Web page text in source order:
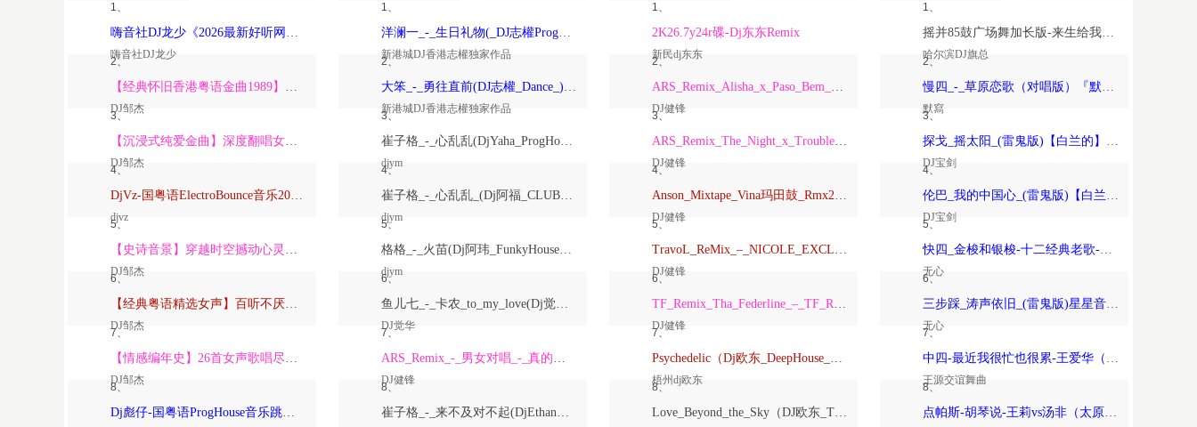
1、
嗨音社DJ龙少《2026最新好听网络伤感歌曲推荐·深爱过的人一生惦记》
嗨音社DJ龙少
2、
【经典怀旧香港粤语金曲1989】高潮版【DJ邹杰】
DJ邹杰
3、
【沉浸式纯爱金曲】深度翻唱女声版【DJ邹杰】_
DJ邹杰
4、
DjVz-国粤语ElectroBounce音乐2026讲不出再见怀旧版蹦迪跳舞大碟
djvz
5、
【史诗音景】穿越时空撼动心灵的管弦乐【DJ邹杰】
DJ邹杰
6、
【经典粤语精选女声】百听不厌深度翻唱版【DJ邹杰】_
DJ邹杰
7、
【情感编年史】26首女声歌唱尽从暗恋到放下的全部【DJ邹杰】
DJ邹杰
8、
Dj彪仔-国粤语ProgHouse音乐跳舞街vs心要让你听见串烧Vol.39
1、
洋澜一_-_生日礼物(_DJ志權ProgHouse_)无心睡眠鼓国语女原创Mix
新港城DJ香港志權独家作品
2、
大笨_-_勇往直前(DJ志權_Dance_)粤语男原创Mix
新港城DJ香港志權独家作品
3、
崔子格_-_心乱乱(DjYaha_ProgHouse_Mix国语女)
djym
4、
崔子格_-_心乱乱_(Dj阿福_CLUB_Mix国语女)
djym
5、
格格_-_火苗(Dj阿玮_FunkyHouse_Mix国语女)
djym
6、
鱼儿七_-_卡农_to_my_love(Dj觉华_Electro_Rmx_2026_V2)
DJ觉华
7、
ARS_Remix_-_男女对唱_-_真的爱着你
DJ健锋
8、
崔子格_-_来不及对不起(DjEthan翊轩_Melbourne_Mix国语女)
1、
2K26.7y24r碟-Dj东东Remix
新民dj东东
2、
ARS_Remix_Alisha_x_Paso_Bem_Solto_2K25_ft_Daa_LeemingWart_Alexis
DJ健锋
3、
ARS_Remix_The_Night_x_Trouble_Is_A_Friend_x_Forver_Young_2K24…
DJ健锋
4、
Anson_Mixtape_Vina玛田鼓_Rmx2026_150
DJ健锋
5、
TravoL_ReMix_–_NICOLE_EXCLUSIVE_康熙TOYOKI_落泪_TravoL_HarderMix
DJ健锋
6、
TF_Remix_Tha_Federline_–_TF_Remix_DOTARapture_TF_REMIX_2026_VVIP
DJ健锋
7、
Psychedelic（Dj欧东_DeepHouse_2026）
梧州dj欧东
8、
Love_Beyond_the_Sky（DJ欧东_Trance）
1、
摇并85鼓广场舞加长版-来生给我一个家-恰恰恰恰恰【哈尔滨DJ旗总音乐工作室独家制作】
哈尔滨DJ旗总
2、
慢四_-_草原恋歌（对唱版）『默寫制作』
默寫
3、
探戈_摇太阳_(雷鬼版)【白兰的】-宝剑制作
DJ宝剑
4、
伦巴_我的中国心_(雷鬼版)【白兰的】-宝剑制作
DJ宝剑
5、
快四_金梭和银梭-十二经典老歌-无心制作
无心
6、
三步踩_涛声依旧_(雷鬼版)星星音乐屋、晚风音乐屋-无心制作
无心
7、
中四-最近我很忙也很累-王爱华（太原-王源制作）
王源交谊舞曲
8、
点帕斯-胡琴说-王莉vs汤非（太原-王源制作）